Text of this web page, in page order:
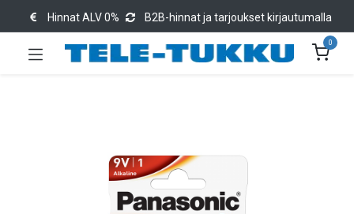
Hinnat ALV 0% B2B-hinnat ja tarjoukset kirjautumalla
0